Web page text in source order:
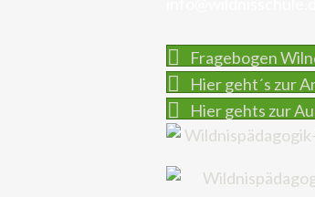
Fragebogen
Hier geht´s zur
Hier gehts zur